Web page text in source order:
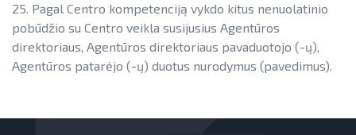
25. Pagal Centro kompetenciją vykdo kitus nenuolatinio
pobūdžio su Centro veikla susijusius Agentūros
direktoriaus, Agentūros direktoriaus pavaduotojo (-ų),
Agentūros patarėjo (-ų) duotus nurodymus (pavedimus).